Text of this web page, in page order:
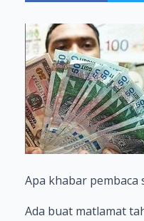
Apa khabar pembaca
Ada buat matlamat